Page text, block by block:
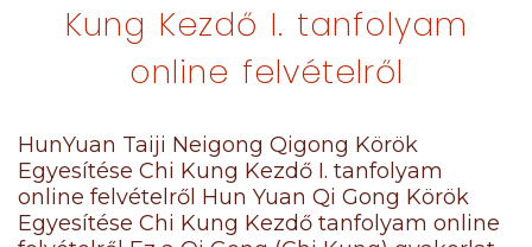
Kung Kezdő I. tanfolyam
online felvételről
HunYuan Taiji Neigong Qigong Körök
Egyesítése Chi Kung Kezdő I. tanfolyam
online felvételről Hun Yuan Qi Gong Körök
Egyesítése Chi Kung Kezdő tanfolyam online